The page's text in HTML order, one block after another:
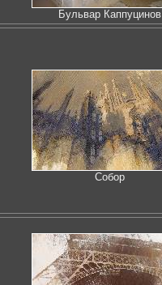
Бульвар Каппуцинов
Собор